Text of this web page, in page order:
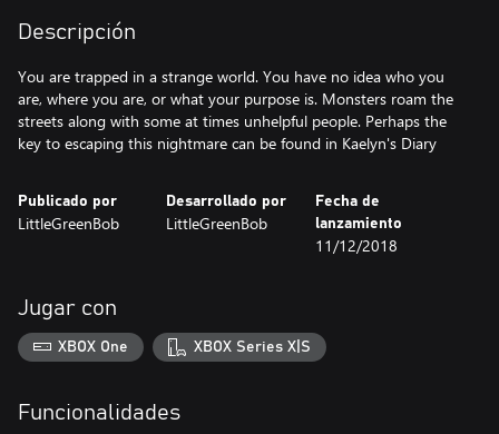
Descripción
You are trapped in a strange world. You have no idea who you
are, where you are, or what your purpose is. Monsters roam the
streets along with some at times unhelpful people. Perhaps the
key to escaping this nightmare can be found in Kaelyn's Diary
Publicado por
LittleGreenBob
Desarrollado por
LittleGreenBob
Fecha de
lanzamiento
11/12/2018
Jugar con
XBOX One XBOX Series X|S
Funcionalidades